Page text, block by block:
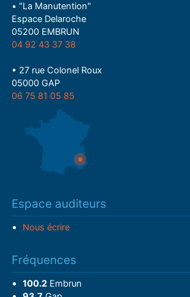
• "La Manutention"
Espace Delaroche
05200 EMBRUN
04 92 43 37 38
• 27 rue Colonel Roux
05000 GAP
06 75 81 05 85
Espace auditeurs
Nous écrire
Fréquences
100.2Embrun